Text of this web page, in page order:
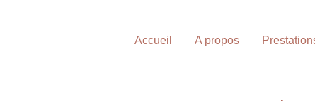
Accueil A propos